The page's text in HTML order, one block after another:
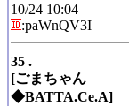
10/24 10:04
:paWnQV3I
35 .
[ごまちゃん
◆BATTA.Ce.A]